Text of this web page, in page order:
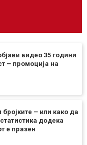
видео 35 години
– промоција на
– или како да
додека
е празен